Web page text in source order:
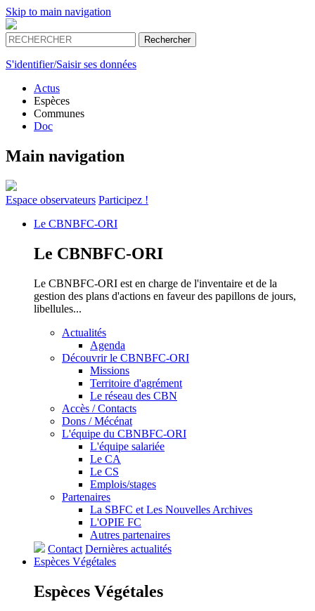
Skip to main navigation
S'identifier/Saisir ses données
Actus
Espèces
Communes
Doc
Main navigation
Espace observateurs Participez !
Le CBNBFC-ORI
Le CBNBFC-ORI
Le CBNBFC-ORI est en charge de l'inventaire et de la
gestion des plans d'actions en faveur des papillons de jours,
libellules...
Actualités
Agenda
Découvrir le CBNBFC-ORI
Missions
Territoire d'agrément
Le réseau des CBN
Accès / Contacts
Dons / Mécénat
L'équipe du CBNBFC-ORI
L'équipe salariée
Le CA
Le CS
Emplois/stages
Partenaires
La SBFC et Les Nouvelles Archives
L'OPIE FC
Autres partenaires
Contact Dernières actualités
Espèces Végétales
Espèces Végétales